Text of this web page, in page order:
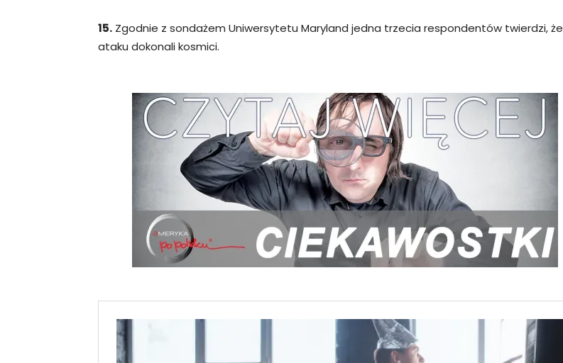
15. Zgodnie z sondażem Uniwersytetu Maryland jedna trzecia respondentów twierdzi, że
ataku dokonali kosmici.